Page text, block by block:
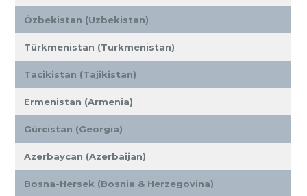
Özbekistan (Uzbekistan)
Türkmenistan (Turkmenistan)
Tacikistan (Tajikistan)
Ermenistan (Armenia)
Gürcistan (Georgia)
Azerbaycan (Azerbaijan)
Bosna-Hersek (Bosnia & Herzegovina)